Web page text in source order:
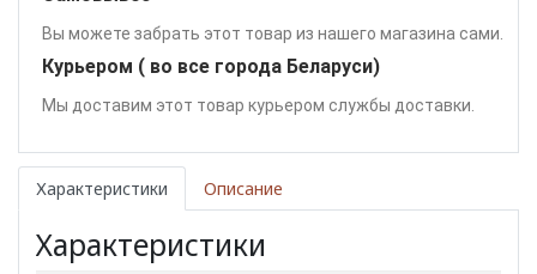
Вы можете забрать этот товар из нашего магазина сами.
Курьером ( во все города Беларуси)
Мы доставим этот товар курьером службы доставки.
Характеристики Описание
Характеристики